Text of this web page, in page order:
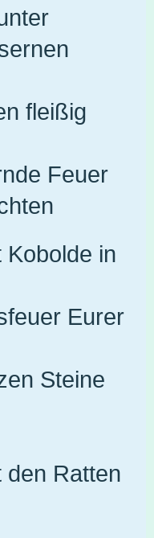
fleißig
Feuer
Kobolde in
Eurer
Steine
den Ratten